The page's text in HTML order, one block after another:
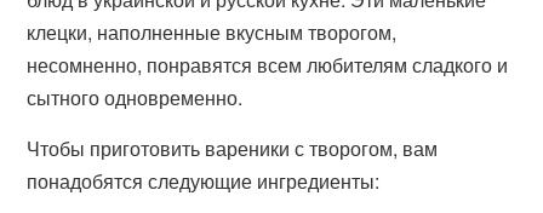
клецки, наполненные вкусным творогом,
несомненно, понравятся всем любителям сладкого и
сытного одновременно.
Чтобы приготовить вареники с творогом, вам
понадобятся следующие ингредиенты: